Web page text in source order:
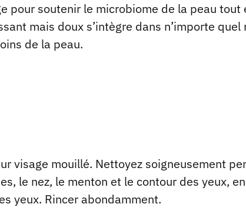
pour soutenir le microbiome de la peau
mais doux s’intègre dans n’importe
de la peau.
visage mouillé. Nettoyez soigneusement
le nez, le menton et le contour des yeux,
yeux. Rincer abondamment.